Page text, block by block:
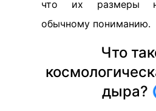
что их размеры
обычному пониманию.
Что
дыра?